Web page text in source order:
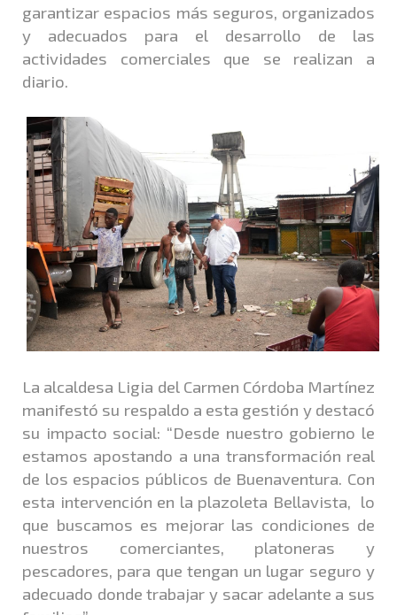
garantizar espacios más seguros, organizados
y adecuados para el desarrollo de las
actividades comerciales que se realizan a
diario.
La alcaldesa Ligia del Carmen Córdoba Martínez
manifestó su respaldo a esta gestión y destacó
su impacto social: “Desde nuestro gobierno le
estamos apostando a una transformación real
de los espacios públicos de Buenaventura. Con
esta intervención en la plazoleta Bellavista, lo
que buscamos es mejorar las condiciones de
nuestros comerciantes, platoneras y
pescadores, para que tengan un lugar seguro y
adecuado donde trabajar y sacar adelante a sus